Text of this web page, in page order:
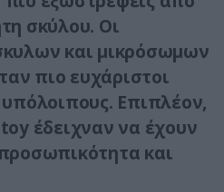
σκύλου. Οι
και μικρόσωμων
πιο ευχάριστοι
υπόλοιπους. Επιπλέον,
έδειχναν να έχουν
και